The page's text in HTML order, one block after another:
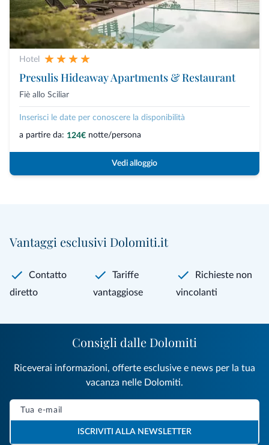
Hotel
Presulis Hideaway Apartments & Restaurant
Fiè allo Sciliar
Inserisci le date per conoscere la disponibilità
a partire da: 124€ notte/persona
Vedi alloggio
Vantaggi esclusivi Dolomiti.it
Contatto
diretto
Tariffe
vantaggiose
Richieste non
vincolanti
Consigli dalle Dolomiti
Riceverai informazioni, offerte esclusive e news per la tua
vacanza nelle Dolomiti.
ISCRIVITI ALLA NEWSLETTER